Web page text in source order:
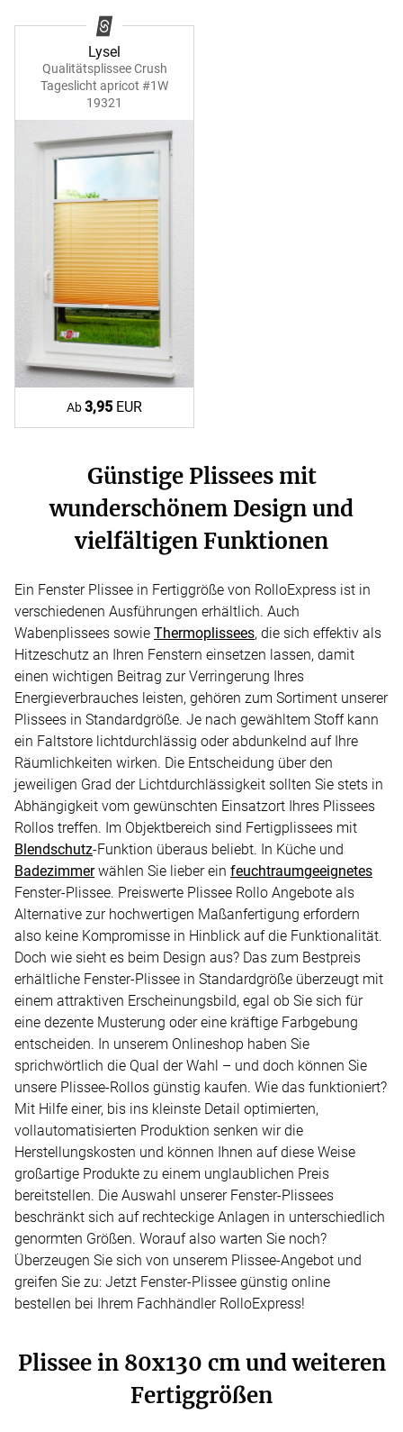
Lysel
Qualitätsplissee Crush
Tageslicht apricot #1W
19321
Ab3,95 EUR
Günstige Plissees mit
wunderschönem Design und
vielfältigen Funktionen
Ein Fenster Plissee in Fertiggröße von RolloExpress ist in
verschiedenen Ausführungen erhältlich. Auch
Wabenplissees sowie Thermoplissees, die sich effektiv als
Hitzeschutz an Ihren Fenstern einsetzen lassen, damit
einen wichtigen Beitrag zur Verringerung Ihres
Energieverbrauches leisten, gehören zum Sortiment unserer
Plissees in Standardgröße. Je nach gewähltem Stoff kann
ein Faltstore lichtdurchlässig oder abdunkelnd auf Ihre
Räumlichkeiten wirken. Die Entscheidung über den
jeweiligen Grad der Lichtdurchlässigkeit sollten Sie stets in
Abhängigkeit vom gewünschten Einsatzort Ihres Plissees
Rollos treffen. Im Objektbereich sind Fertigplissees mit
Blendschutz-Funktion überaus beliebt. In Küche und
Badezimmerwählen Sie lieber ein feuchtraumgeeignetes
Fenster-Plissee. Preiswerte Plissee Rollo Angebote als
Alternative zur hochwertigen Maßanfertigung erfordern
also keine Kompromisse in Hinblick auf die Funktionalität.
Doch wie sieht es beim Design aus? Das zum Bestpreis
erhältliche Fenster-Plissee in Standardgröße überzeugt mit
einem attraktiven Erscheinungsbild, egal ob Sie sich für
eine dezente Musterung oder eine kräftige Farbgebung
entscheiden. In unserem Onlineshop haben Sie
sprichwörtlich die Qual der Wahl – und doch können Sie
unsere Plissee-Rollos günstig kaufen. Wie das funktioniert?
Mit Hilfe einer, bis ins kleinste Detail optimierten,
vollautomatisierten Produktion senken wir die
Herstellungskosten und können Ihnen auf diese Weise
großartige Produkte zu einem unglaublichen Preis
bereitstellen. Die Auswahl unserer Fenster-Plissees
beschränkt sich auf rechteckige Anlagen in unterschiedlich
genormten Größen. Worauf also warten Sie noch?
Überzeugen Sie sich von unserem Plissee-Angebot und
greifen Sie zu: Jetzt Fenster-Plissee günstig online
bestellen bei Ihrem Fachhändler RolloExpress!
Plissee in 80x130 cm und weiteren
Fertiggrößen